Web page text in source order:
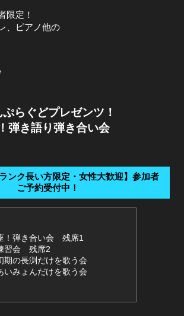
限定！
、ピアノ他の
ぷらぐどプレゼンツ！
弾き語り弾き合い会
ンク長い方限定・女性大歓迎】参加者
ご予約受付中！
！弾き合い会 残席1
習会 残席2
期の長渕だけを歌う会
いみょんだけを歌う会